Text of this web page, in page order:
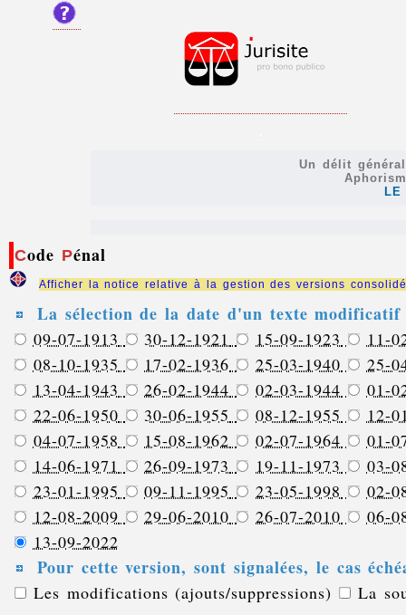
Un délit
LE
Code Pénal
Afficher la notice relative à la gestion des versions
La sélection de la date d'un texte
09-07-1913 30-12-1921 15-09-1923
11-
08-10-1935
17-02-1936 25-03-1940
25-
13-04-1943
26-02-1944 02-03-1944
01-
22-06-1950
30-06-1955 08-12-1955
12-
04-07-1958
15-08-1962 02-07-1964
01-
14-06-1971
26-09-1973 19-11-1973
03-
23-01-1995
09-11-1995 23-05-1998
02-
12-08-2009
29-06-2010 26-07-2010
06-
13-09-2022
Pour cette version, sont signalées, le cas
Les modifications (ajouts/suppressions) La